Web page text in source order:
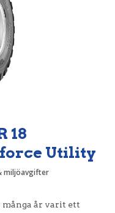
18
Utility
miljöavgifter
år varit ett